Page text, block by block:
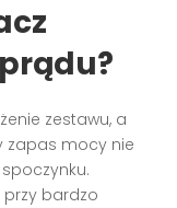
zestawu, a
zapas mocy nie
przy bardzo